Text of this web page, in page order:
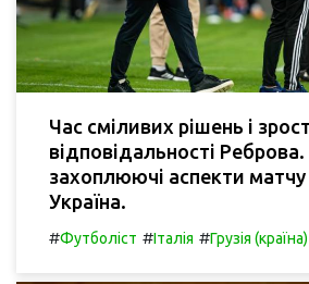
Час сміливих рішень і
відповідальності Реброва.
захоплюючі аспекти матчу
Україна.
#Футболіст #Італія #Грузія (країна)